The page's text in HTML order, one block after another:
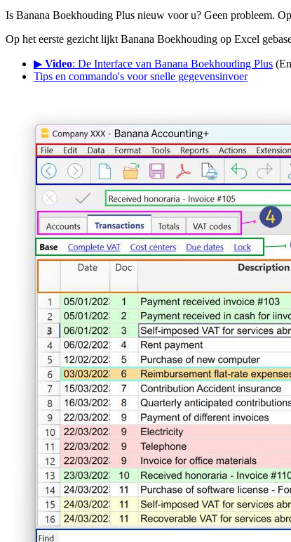
Is Banana Boekhouding Plus nieuw voor u? Geen probleem.
Op het eerste gezicht lijkt Banana Boekhouding op Excel
▶ Video: De Interface van Banana Boekhouding Plus
Tips en commando's voor snelle gegevensinvoer